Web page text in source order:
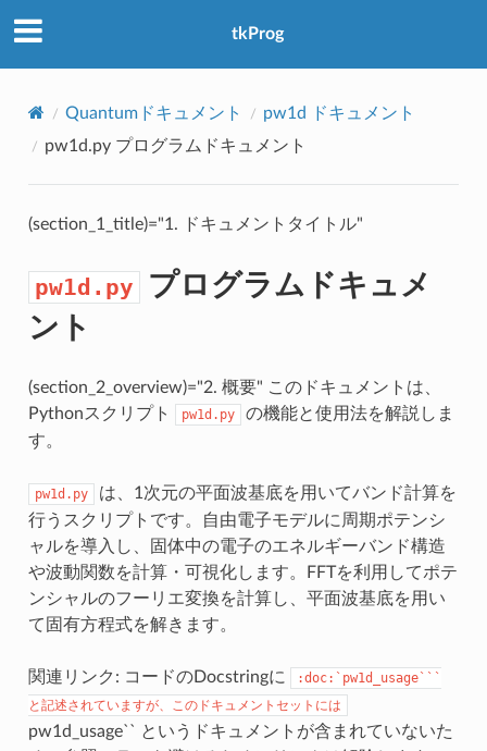
tkProg
Quantumドキュメント
pw1d ドキュメント
pw1d.pyプログラムドキュメント
(section_1_title)="1. ドキュメントタイトル"
pw1d.py プログラムドキュメ
ント
(section_2_overview)="2. 概要" このドキュメントは、
Pythonスクリプト
pw1d.py
の機能と使用法を解説しま
す。
pw1d.py
は、1次元の平面波基底を用いてバンド計算を
行うスクリプトです。自由電子モデルに周期ポテンシ
ャルを導入し、固体中の電子のエネルギーバンド構造
や波動関数を計算・可視化します。FFTを利用してポテ
ンシャルのフーリエ変換を計算し、平面波基底を用い
て固有方程式を解きます。
関連リンク: コードのDocstringに
:doc:`pw1d_usage```
と記述されていますが、このドキュメントセットには
pw1d_usage`` というドキュメントが含まれていないた
アクセス数：0